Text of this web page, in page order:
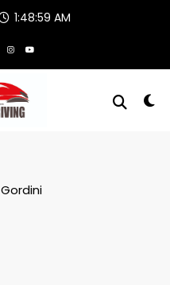
1:48:59 AM
Gordini